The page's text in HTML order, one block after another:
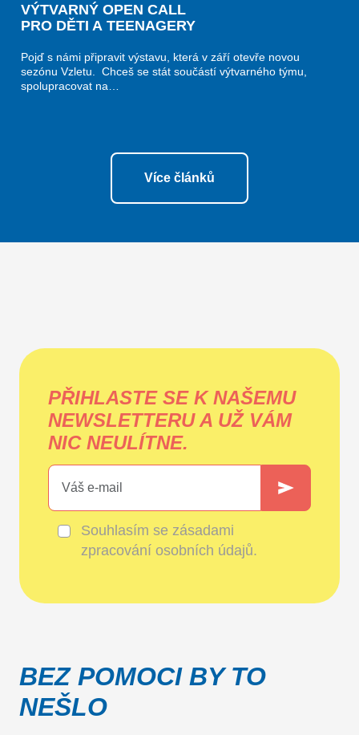
VÝTVARNÝ OPEN CALL
PRO DĚTI A TEENAGERY
Pojď s námi připravit výstavu, která v září otevře novou
sezónu Vzletu. Chceš se stát součástí výtvarného týmu,
spolupracovat na…
Více článků
PŘIHLASTE SE K NAŠEMU
NEWSLETTERU A UŽ VÁM
NIC NEULÍTNE.
Souhlasím se zásadami
zpracování osobních údajů.
BEZ POMOCI BY TO
NEŠLO